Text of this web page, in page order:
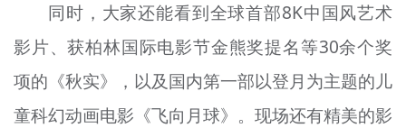
同时，大家还能看到全球首部8K中国风艺术
影片、获柏林国际电影节金熊奖提名等30余个奖
项的《秋实》，以及国内第一部以登月为主题的儿
童科幻动画电影《飞向月球》。现场还有精美的影